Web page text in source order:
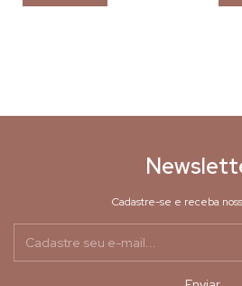
Cadastre-se e receba